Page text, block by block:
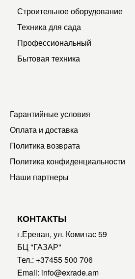
Строительное оборудование
Техника для сада
Профессиональный
Бытовая техника
Гарантийные условия
Оплата и доставка
Политика возврата
Политика конфиденциальности
Наши партнеры
КОНТАКТЫ
г.Ереван, ул. Комитас 59
БЦ "ГАЗАР"
Тел.: +37455 500 706
Email: info@exrade.am